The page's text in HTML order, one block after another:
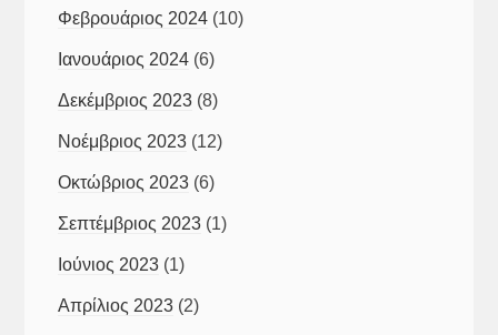
Φεβρουάριος 2024 (10)
Ιανουάριος 2024 (6)
Δεκέμβριος 2023 (8)
Νοέμβριος 2023 (12)
Οκτώβριος 2023 (6)
Σεπτέμβριος 2023 (1)
Ιούνιος 2023 (1)
Απρίλιος 2023 (2)